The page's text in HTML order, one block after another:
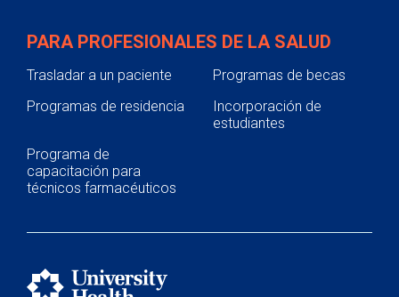
PARA PROFESIONALES DE LA SALUD
Trasladar a un paciente
Programas de becas
Programas de residencia
Incorporación de
estudiantes
Programa de
capacitación para
técnicos farmacéuticos